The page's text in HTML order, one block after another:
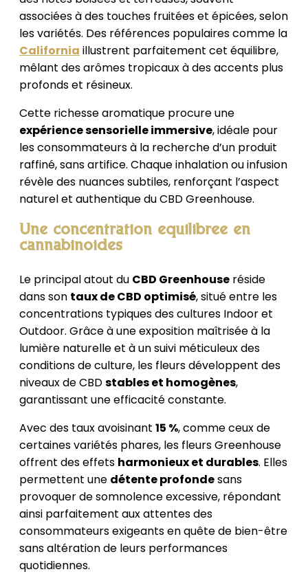
associées à des touches fruitées et épicées, selon
les variétés. Des références populaires comme la
California illustrent parfaitement cet équilibre,
mêlant des arômes tropicaux à des accents plus
profonds et résineux.
Cette richesse aromatique procure une
expérience sensorielle immersive, idéale pour
les consommateurs à la recherche d’un produit
raffiné, sans artifice. Chaque inhalation ou infusion
révèle des nuances subtiles, renforçant l’aspect
naturel et authentique du CBD Greenhouse.
Une concentration équilibrée en
cannabinoïdes
Le principal atout du CBD Greenhouse réside
dans son taux de CBD optimisé, situé entre les
concentrations typiques des cultures Indoor et
Outdoor. Grâce à une exposition maîtrisée à la
lumière naturelle et à un suivi méticuleux des
conditions de culture, les fleurs développent des
niveaux de CBDstables et homogènes,
garantissant une efficacité constante.
Avec des taux avoisinant 15 %, comme ceux de
certaines variétés phares, les fleurs Greenhouse
offrent des effets harmonieux et durables. Elles
permettent une détente profondesans
provoquer de somnolence excessive, répondant
ainsi parfaitement aux attentes des
consommateurs exigeants en quête de bien-être
sans altération de leurs performances
quotidiennes.